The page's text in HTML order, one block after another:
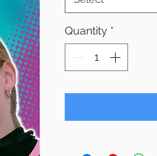
Quantity *